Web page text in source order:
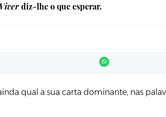
diz-lhe o que esperar.
qual a sua carta dominante, nas